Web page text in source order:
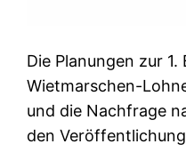
Die Planungen zur 1.
Wietmarschen-
und die Nachfrage
den